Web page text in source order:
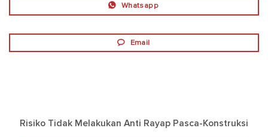
Whatsapp
Email
Risiko Tidak Melakukan Anti Rayap Pasca-Konstruksi